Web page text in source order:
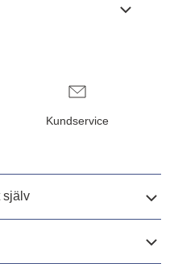
Kundservice
själv